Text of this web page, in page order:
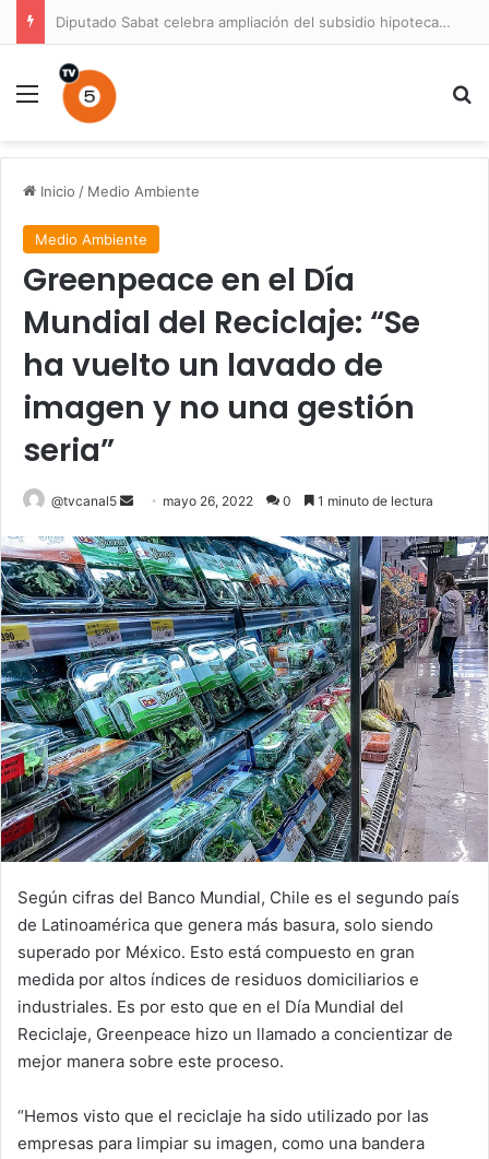
Diputado Sabat celebra ampliación del subsidio hipotecario con viviendas de hasta 6.000 UF
Menú
Inicio / Medio Ambiente
Medio Ambiente
Greenpeace en el Día
Mundial del Reciclaje: “Se
ha vuelto un lavado de
imagen y no una gestión
seria”
@tvcanal5
Send
email
mayo 26, 2022 0 1 minuto de lectura
Según cifras del Banco Mundial, Chile es el segundo país
de Latinoamérica que genera más basura, solo siendo
superado por México. Esto está compuesto en gran
medida por altos índices de residuos domiciliarios e
industriales. Es por esto que en el Día Mundial del
Reciclaje, Greenpeace hizo un llamado a concientizar de
mejor manera sobre este proceso.
“Hemos visto que el reciclaje ha sido utilizado por las
empresas para limpiar su imagen, como una bandera